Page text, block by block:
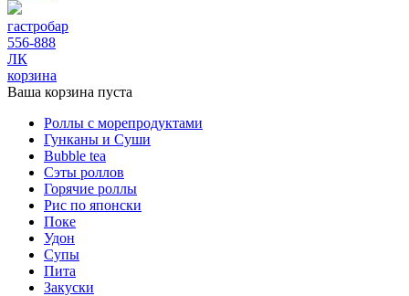
гастробар
556-888
ЛК
корзина
Ваша корзина пуста
Роллы с морепродуктами
Гунканы и Суши
Bubble tea
Сэты роллов
Горячие роллы
Рис по японски
Поке
Удон
Супы
Пита
Закуски